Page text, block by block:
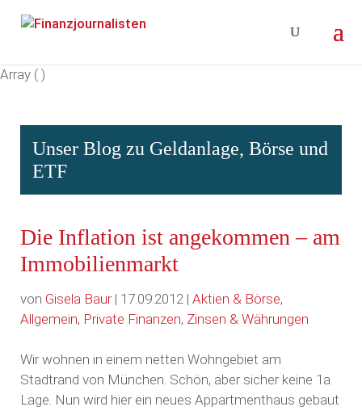
Array ( )
Unser Blog zu Geldanlage, Börse und
ETF
Die Inflation ist angekommen – am
Immobilienmarkt
von Gisela Baur| 17.09.2012 | Aktien & Börse,
Allgemein, Private Finanzen, Zinsen & Währungen
Wir wohnen in einem netten Wohngebiet am
Stadtrand von München. Schön, aber sicher keine 1a
Lage. Nun wird hier ein neues Appartmenthaus gebaut